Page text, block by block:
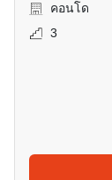
คอนโด
3